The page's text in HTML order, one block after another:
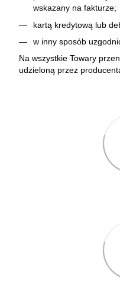
wskazany na fakturze;
kartą kredytową lub
w inny sposób
Na wszystkie Towary
udzieloną przez